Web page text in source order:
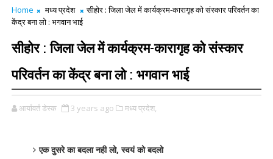
Home मध्य प्रदेश
सीहोर : जिला जेल में कार्यक्रम-कारागृह को संस्कार परिवर्तन का
केंद्र बना लो : भगवान भाई
सीहोर : जिला जेल में कार्यक्रम-कारागृह को संस्कार
परिवर्तन का केंद्र बना लो : भगवान भाई
आर्यावर्त डेस्क 3 years ago मध्य प्रदेश,
एक दुसरे का बदला नही लो, स्वयं को बदलो